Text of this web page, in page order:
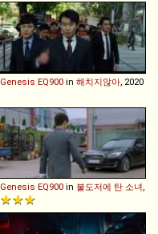
Genesis EQ900 in 해치지않아 , 2020
Genesis EQ900 in 불도저에 탄 소녀,